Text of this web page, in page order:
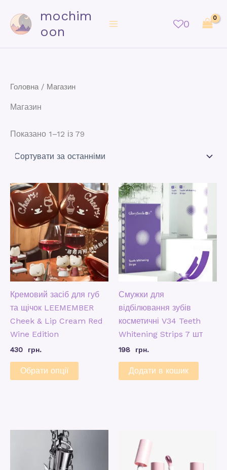
0
mochim
oon
Головна/ Магазин
Магазин
Показано 1–12 із 79
Кремовий засіб для губ
та щічок LEEMEMBER
Cheek & Lip Cream Red
Wine Edition
430 грн.
Обрати опції
Смужки для
відбілювання зубів
косметичні V34 Teeth
Whitening Strips 7 шт
198 грн.
Додати в кошик